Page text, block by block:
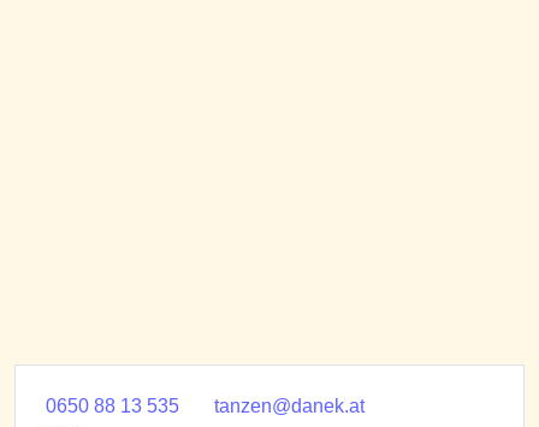
0650 88 13 535
tanzen@danek.at